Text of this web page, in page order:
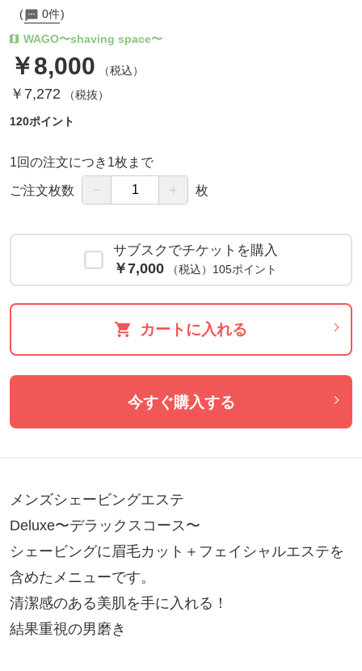
0件
WAGO〜shaving space〜
￥8,000 （税込）
￥7,272 （税抜）
120ポイント
1回の注文につき1枚まで
ご注文枚数 － ＋ 枚
サブスクでチケットを購入
￥7,000（税込） 105ポイント
カートに入れる
今すぐ購入する
メンズシェービングエステ
Deluxe〜デラックスコース〜
シェービングに眉毛カット＋フェイシャルエステを
含めたメニューです。
清潔感のある美肌を手に入れる！
結果重視の男磨き